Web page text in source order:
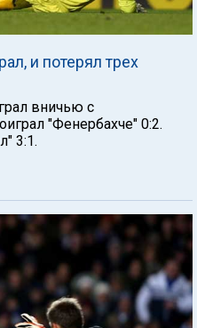
и потерял трех
вничью с
"Фенербахче" 0:2.
3:1.